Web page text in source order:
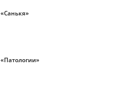
«Санькя»
«Патологии»